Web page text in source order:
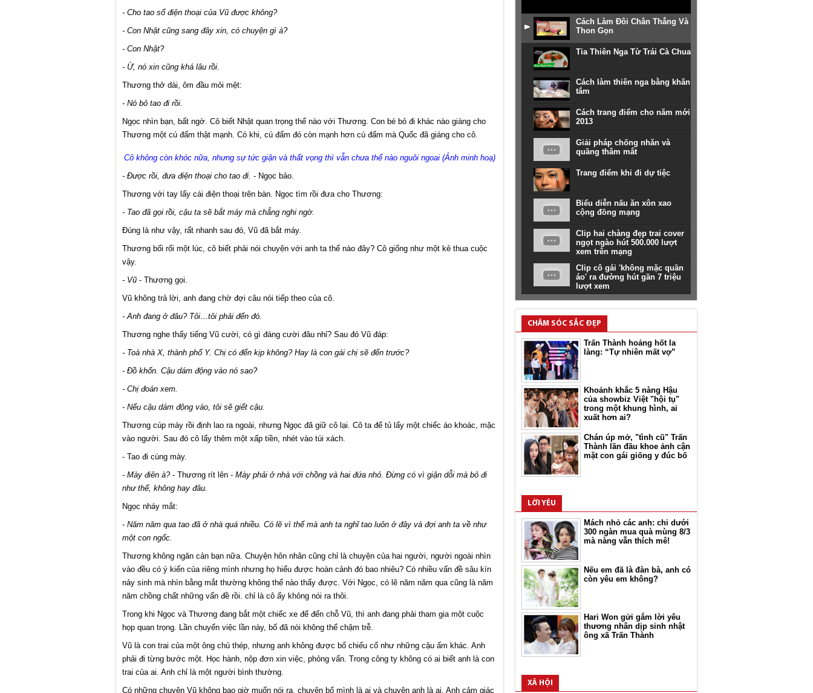
- Cho tao số điện thoại của Vũ được không?
- Con Nhật cũng sang đây xin, có chuyện gì à?
- Con Nhật?
- Ừ, nó xin cũng khá lâu rồi.
Thương thở dài, ôm đầu mỏi mệt:
- Nó bỏ tao đi rồi.
Ngọc nhìn bạn, bất ngờ. Cô biết Nhật quan trọng thế nào với Thương. Con bé bỏ đi khác nào giáng cho
Thương một cú đấm thật mạnh. Có khi, cú đấm đó còn mạnh hơn cú đấm mà Quốc đã giáng cho cô.
Cô không còn khóc nữa, nhưng sự tức giận và thất vọng thì vẫn chưa thể nào nguôi ngoai (Ảnh minh hoạ)
- Được rồi, đưa điện thoại cho tao đi. - Ngọc bảo.
Thương với tay lấy cái điện thoại trên bàn. Ngọc tìm rồi đưa cho Thương:
- Tao đã gọi rồi, cậu ta sẽ bắt máy mà chẳng nghi ngờ.
Đúng là như vậy, rất nhanh sau đó, Vũ đã bắt máy.
Thương bối rối một lúc, cô biết phải nói chuyện với anh ta thế nào đây? Cô giống như một kẻ thua cuộc
vậy.
- Vũ - Thương gọi.
Vũ không trả lời, anh đang chờ đợi câu nói tiếp theo của cô.
- Anh đang ở đâu? Tôi…tôi phải đến đó.
Thương nghe thấy tiếng Vũ cười, có gì đáng cười đâu nhỉ? Sau đó Vũ đáp:
- Toà nhà X, thành phố Y. Chị có đến kịp không? Hay là con gái chị sẽ đến trước?
- Đồ khốn. Cậu dám động vào nó sao?
- Chị đoán xem.
- Nếu cậu dám động vào, tôi sẽ giết cậu.
Thương cúp máy rồi định lao ra ngoài, nhưng Ngọc đã giữ cô lại. Cô ta đế tủ lấy một chiếc áo khoác, mặc
vào người. Sau đó cô lấy thêm một xấp tiền, nhét vào túi xách.
- Tao đi cùng mày.
- Mày điên à?- Thương rít lên - Mày phải ở nhà với chồng và hai đứa nhỏ. Đừng có vì giận dỗi mà bỏ đi
như thế, không hay đâu.
Ngọc nháy mắt:
- Năm năm qua tao đã ở nhà quá nhiều. Có lẽ vì thế mà anh ta nghĩ tao luôn ở đây và đợi anh ta về như
một con ngốc.
Thương không ngăn cản bạn nữa. Chuyện hôn nhân cũng chỉ là chuyện của hai người, người ngoài nhìn
vào đều có ý kiến của riêng mình nhưng họ hiểu được hoàn cảnh đó bao nhiêu? Có nhiều vấn đề sâu kín
nảy sinh mà nhìn bằng mắt thường không thể nào thấy được. Với Ngọc, có lẽ năm năm qua cũng là năm
năm chồng chất những vấn đề rồi. chỉ là cô ấy không nói ra thôi.
Trong khi Ngọc và Thương đang bắt một chiếc xe để đến chỗ Vũ, thì anh đang phải tham gia một cuộc
họp quan trọng. Lần chuyển việc lần này, bố đã nói không thể chậm trễ.
Vũ là con trai của một ông chủ thép, nhưng anh không được bố chiếu cố như những cậu ấm khác. Anh
phải đi từng bước một. Học hành, nộp đơn xin việc, phỏng vấn. Trong công ty không có ai biết anh là con
trai của ai. Anh chỉ là một người bình thường.
Có những chuyện Vũ không bao giờ muốn nói ra, chuyện bố mình là ai và chuyện anh là ai. Anh cảm giác
Cách Làm Đôi Chân Thẳng Và
Thon Gọn
Tỉa Thiên Nga Từ Trái Cà Chua
Cách làm thiên nga bằng khăn
tắm
Cách trang điểm cho năm mới
2013
Giải pháp chống nhăn và
quầng thâm mắt
Trang điểm khi đi dự tiệc
Biểu diễn nấu ăn xôn xao
cộng đồng mạng
Clip hai chàng đẹp trai cover
ngọt ngào hút 500.000 lượt
xem trên mạng
Clip cô gái 'không mặc quần
áo' ra đường hút gần 7 triệu
lượt xem
CHĂM SÓC SẮC ĐẸP
Trấn Thành hoảng hốt la
làng: “Tự nhiên mất vợ”
Khoảnh khắc 5 nàng Hậu
của showbiz Việt "hội tụ"
trong một khung hình, ai
xuất hơn ai?
Chán úp mở, "tình cũ" Trấn
Thành lần đầu khoe ảnh cận
mặt con gái giống y đúc bố
LỜI YÊU
Mách nhỏ các anh: chi dưới
300 ngàn mua quà mùng 8/3
mà nàng vẫn thích mê!
Nếu em đã là đàn bà, anh có
còn yêu em không?
Hari Won gửi gắm lời yêu
thương nhân dịp sinh nhật
ông xã Trấn Thành
XÃ HỘI